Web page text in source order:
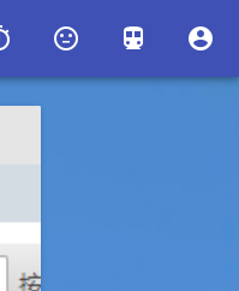
  